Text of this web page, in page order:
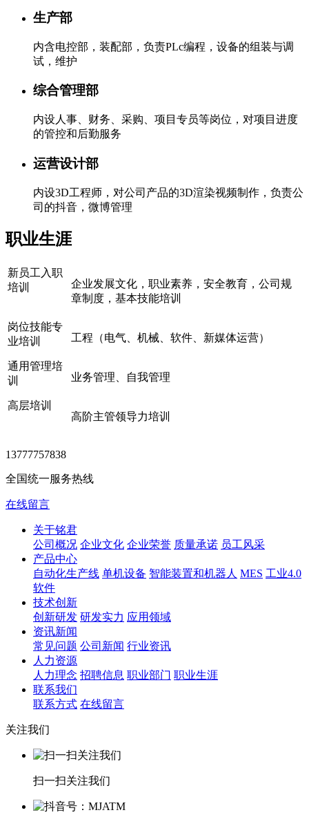
生产部
内含电控部，装配部，负责PLc编程，设备的组装与调
试，维护
综合管理部
内设人事、财务、采购、项目专员等岗位，对项目进度
的管控和后勤服务
运营设计部
内设3D工程师，对公司产品的3D渲染视频制作，负责公
司的抖音，微博管理
职业生涯
新员工入职
培训
企业发展文化，职业素养，安全教育，公司规
章制度，基本技能培训
岗位技能专
业培训
工程（电气、机械、软件、新媒体运营）
通用管理培
训
业务管理、自我管理
高层培训
高阶主管领导力培训
13777757838
全国统一服务热线
在线留言
关于铭君
公司概况 企业文化 企业荣誉 质量承诺 员工风采
产品中心
自动化生产线 单机设备 智能装置和机器人 MES 工业4.0
软件
技术创新
创新研发 研发实力 应用领域
资讯新闻
常见问题 公司新闻 行业资讯
人力资源
人力理念 招聘信息 职业部门 职业生涯
联系我们
联系方式 在线留言
关注我们
扫一扫关注我们